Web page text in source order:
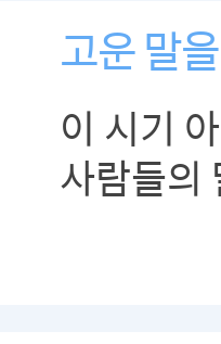
고운 말
이 시기
사람들의